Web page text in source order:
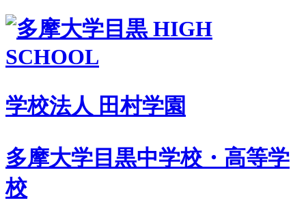
学校法人 田村学園
多摩大学目黒中学校・高等学
校